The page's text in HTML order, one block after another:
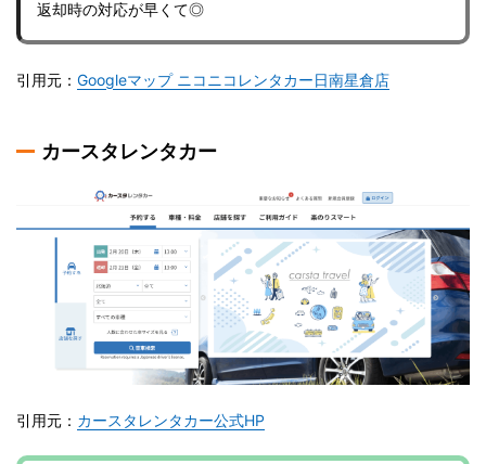
返却時の対応が早くて◎
引用元： Googleマップ ニコニコレンタカー日南星倉店
カースタレンタカー
引用元： カースタレンタカー公式HP